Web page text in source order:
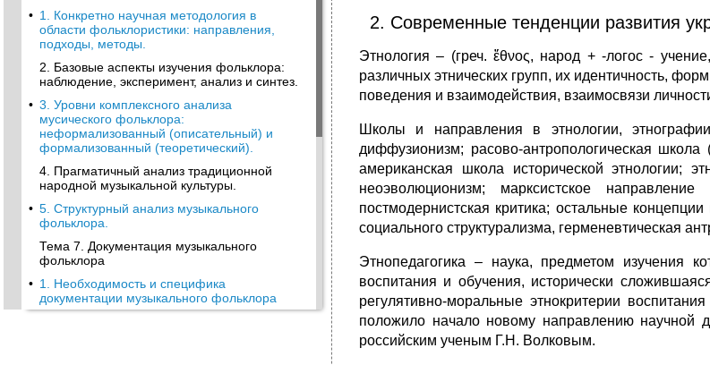
• 1. Конкретно научная методология в
области фольклористики: направления,
подходы, методы.
2. Базовые аспекты изучения фольклора:
наблюдение, эксперимент, анализ и синтез.
• 3. Уровни комплексного анализа
мусического фольклора:
неформализованный (описательный) и
формализованный (теоретический).
4. Прагматичный анализ традиционной
народной музыкальной культуры.
• 5. Структурный анализ музыкального
фольклора.
Тема 7. Документация музыкального
фольклора
• 1. Необходимость и специфика
документации музыкального фольклора
2. Современные тенденции развития
Этнология – (греч. ἔθνος, народ + -логос -
различных этнических групп, их идентичность,
поведения и взаимодействия, взаимосвязи
Школы и направления в этнологии,
диффузионизм; расово-антропологическая
американская школа исторической этнологии;
неоэволюционизм; марксистское
постмодернистская критика; остальные
социального структурализма, герменевтическая
Этнопедагогика – наука, предметом изучения
воспитания и обучения, исторически
регулятивно-моральные этнокритерии
положило начало новому направлению научной
российским ученым Г.Н. Волковым.